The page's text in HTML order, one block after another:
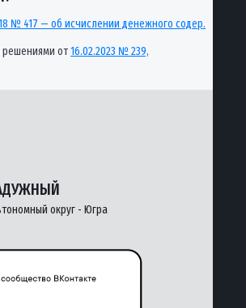
№ 417 — об исчислении денежного содер.
от16.02.2023 № 239,
округ - Югра